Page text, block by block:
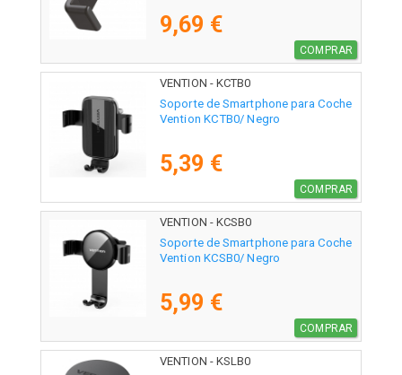
9,69 €
COMPRAR
VENTION - KCTB0
Soporte de Smartphone para Coche
Vention KCTB0/ Negro
5,39 €
COMPRAR
VENTION - KCSB0
Soporte de Smartphone para Coche
Vention KCSB0/ Negro
5,99 €
COMPRAR
VENTION - KSLB0